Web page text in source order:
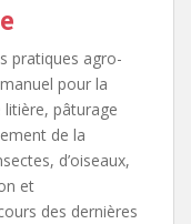
pratiques agro-
pour la
pâturage
de la
d’oiseaux,
et
des dernières